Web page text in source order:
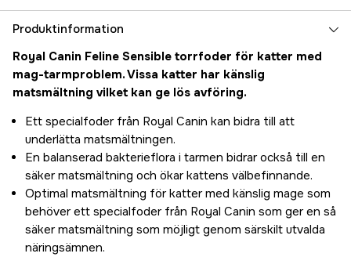
Produktinformation
Royal Canin Feline Sensible torrfoder för katter med
mag-tarmproblem. Vissa katter har känslig
matsmältning vilket kan ge lös avföring.
Ett specialfoder från Royal Canin kan bidra till att
underlätta matsmältningen.
En balanserad bakterieflora i tarmen bidrar också till en
säker matsmältning och ökar kattens välbefinnande.
Optimal matsmältning för katter med känslig mage som
behöver ett specialfoder från Royal Canin som ger en så
säker matsmältning som möjligt genom särskilt utvalda
näringsämnen.